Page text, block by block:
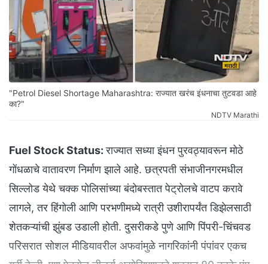
"Petrol Diesel Shortage Maharashtra: राज्यात खरंच इंधनाचा तुटवडा आहे
का?"
NDTV Marathi
Fuel Stock Status:राज्यात सध्या इंधन पुरवठ्यावरून मोठे
गोंधळाचे वातावरण निर्माण झाले आहे. छत्रपती संभाजीनगरमधील
सिल्लोड येथे चक्क पोलिसांच्या बंदोबस्तात पेट्रोलचे वाटप करावे
लागले, तर हिंगोली आणि परभणीमध्ये रात्री उशीरापर्यंत डिझेलसाठी
शेतकऱ्यांची झुंबड उडाली होती. दुसरीकडे पुणे आणि पिंपरी-चिंचवड
परिसरात सोशल मीडियावरील अफवांमुळे नागरिकांनी पंपांवर एकच